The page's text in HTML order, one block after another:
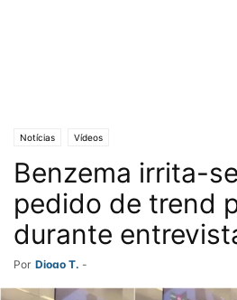
Notícias Vídeos
Benzema irrita-
pedido de trend
durante
Por Diogo T. -